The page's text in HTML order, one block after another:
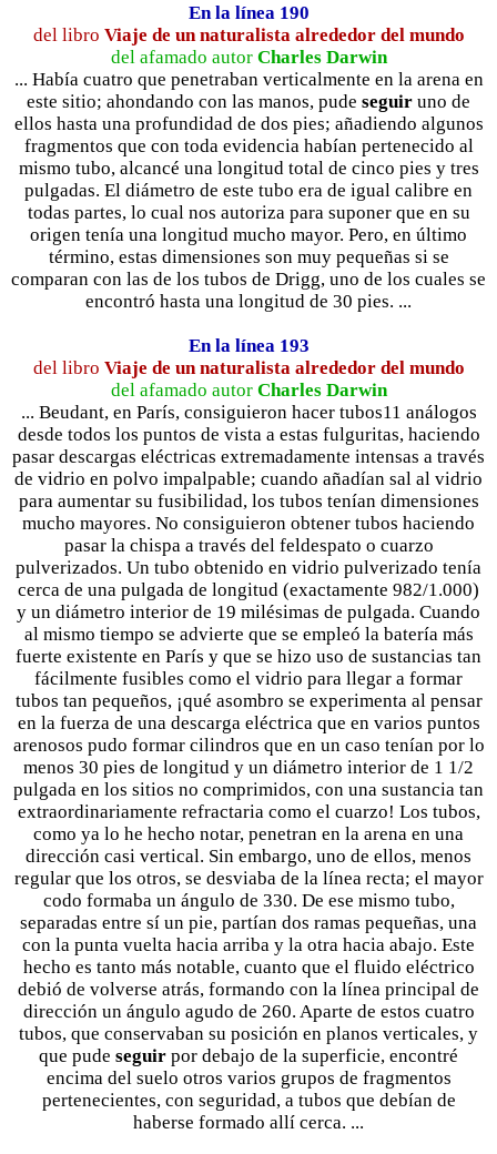
En la línea 190
del libro Viaje de un naturalista alrededor del mundo
del afamado autor Charles Darwin
... Había cuatro que penetraban verticalmente en la arena en
este sitio; ahondando con las manos, pude seguir uno de
ellos hasta una profundidad de dos pies; añadiendo algunos
fragmentos que con toda evidencia habían pertenecido al
mismo tubo, alcancé una longitud total de cinco pies y tres
pulgadas. El diámetro de este tubo era de igual calibre en
todas partes, lo cual nos autoriza para suponer que en su
origen tenía una longitud mucho mayor. Pero, en último
término, estas dimensiones son muy pequeñas si se
comparan con las de los tubos de Drigg, uno de los cuales se
encontró hasta una longitud de 30 pies. ...
En la línea 193
del libro Viaje de un naturalista alrededor del mundo
del afamado autor Charles Darwin
... Beudant, en París, consiguieron hacer tubos11 análogos
desde todos los puntos de vista a estas fulguritas, haciendo
pasar descargas eléctricas extremadamente intensas a través
de vidrio en polvo impalpable; cuando añadían sal al vidrio
para aumentar su fusibilidad, los tubos tenían dimensiones
mucho mayores. No consiguieron obtener tubos haciendo
pasar la chispa a través del feldespato o cuarzo
pulverizados. Un tubo obtenido en vidrio pulverizado tenía
cerca de una pulgada de longitud (exactamente 982/1.000)
y un diámetro interior de 19 milésimas de pulgada. Cuando
al mismo tiempo se advierte que se empleó la batería más
fuerte existente en París y que se hizo uso de sustancias tan
fácilmente fusibles como el vidrio para llegar a formar
tubos tan pequeños, ¡qué asombro se experimenta al pensar
en la fuerza de una descarga eléctrica que en varios puntos
arenosos pudo formar cilindros que en un caso tenían por lo
menos 30 pies de longitud y un diámetro interior de 1 1/2
pulgada en los sitios no comprimidos, con una sustancia tan
extraordinariamente refractaria como el cuarzo! Los tubos,
como ya lo he hecho notar, penetran en la arena en una
dirección casi vertical. Sin embargo, uno de ellos, menos
regular que los otros, se desviaba de la línea recta; el mayor
codo formaba un ángulo de 330. De ese mismo tubo,
separadas entre sí un pie, partían dos ramas pequeñas, una
con la punta vuelta hacia arriba y la otra hacia abajo. Este
hecho es tanto más notable, cuanto que el fluido eléctrico
debió de volverse atrás, formando con la línea principal de
dirección un ángulo agudo de 260. Aparte de estos cuatro
tubos, que conservaban su posición en planos verticales, y
que pude seguir por debajo de la superficie, encontré
encima del suelo otros varios grupos de fragmentos
pertenecientes, con seguridad, a tubos que debían de
haberse formado allí cerca. ...